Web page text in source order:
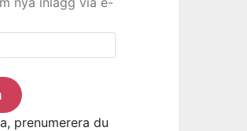
prenumerera du